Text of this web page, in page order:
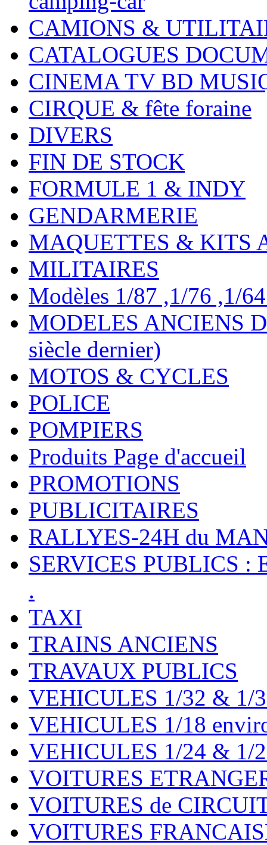
CAMIONS &
CATALOGUES
CINEMA TV BD
CIRQUE & fête foraine
DIVERS
FIN DE STOCK
FORMULE 1 & INDY
GENDARMERIE
MAQUETTES & KITS
MILITAIRES
Modèles 1/87 ,1/76 ,1/
MODELES ANCIENS
siècle dernier)
MOTOS & CYCLES
POLICE
POMPIERS
Produits Page d'accueil
PROMOTIONS
PUBLICITAIRES
RALLYES-24H du
SERVICES PUBLICS :
.
TAXI
TRAINS ANCIENS
TRAVAUX PUBLICS
VEHICULES 1/32 & 1/
VEHICULES 1/18
VEHICULES 1/24 & 1/
VOITURES
VOITURES de
VOITURES